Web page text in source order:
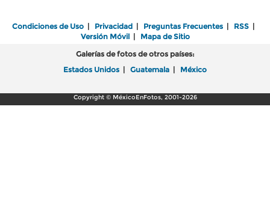
Condiciones de Uso | Privacidad | Preguntas Frecuentes | RSS |
Versión Móvil| Mapa de Sitio
Galerías de fotos de otros países:
Estados Unidos | Guatemala | México
Copyright © MéxicoEnFotos, 2001-2026